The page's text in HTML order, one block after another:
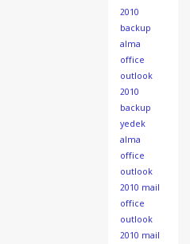
2010
backup
alma
office
outlook
2010
backup
yedek
alma
office
outlook
2010 mail
office
outlook
2010 mail